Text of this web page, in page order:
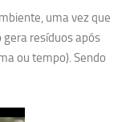
uma vez que
resíduos após
ou tempo). Sendo